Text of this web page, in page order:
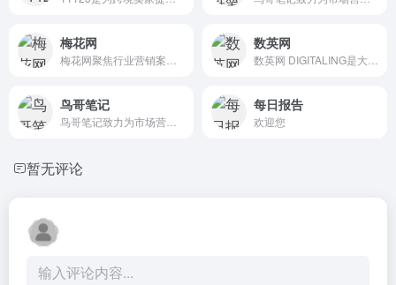
梅花网 数英网
鸟哥笔记 每日报告
欢迎您
暂无评论